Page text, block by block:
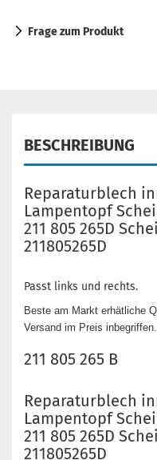
Frage zum Produkt
BESCHREIBUNG
Reparaturblech
Lampentopf
211 805 265D
211805265D
Passt links und rechts.
Beste am Markt erhätliche
Versand im Preis inbegriffen.
211 805 265 B
Reparaturblech
Lampentopf
211 805 265D
211805265D